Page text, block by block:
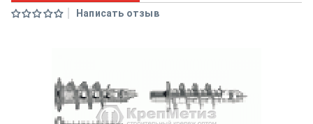
Написать отзыв